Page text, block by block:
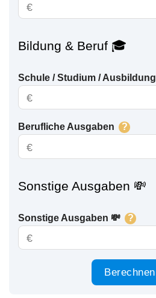
€
Bildung & Beruf 🎓
Schule / Studium / Ausbildung
€
Berufliche Ausgaben ?
€
Sonstige Ausgaben 💸
Sonstige Ausgaben 💸 ?
€
Berechnen